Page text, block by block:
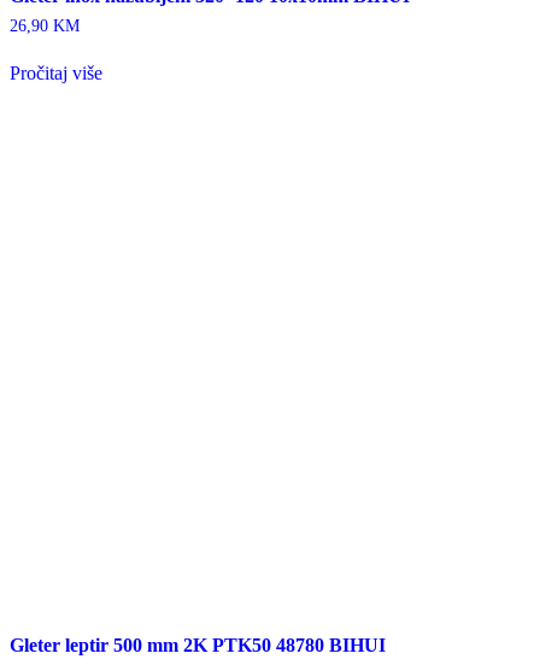
26,90 KM
Pročitaj više
Gleter leptir 500 mm 2K PTK50 48780 BIHUI